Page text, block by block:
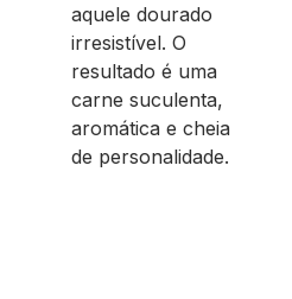
aquele dourado
irresistível. O
resultado é uma
carne suculenta,
aromática e cheia
de personalidade.